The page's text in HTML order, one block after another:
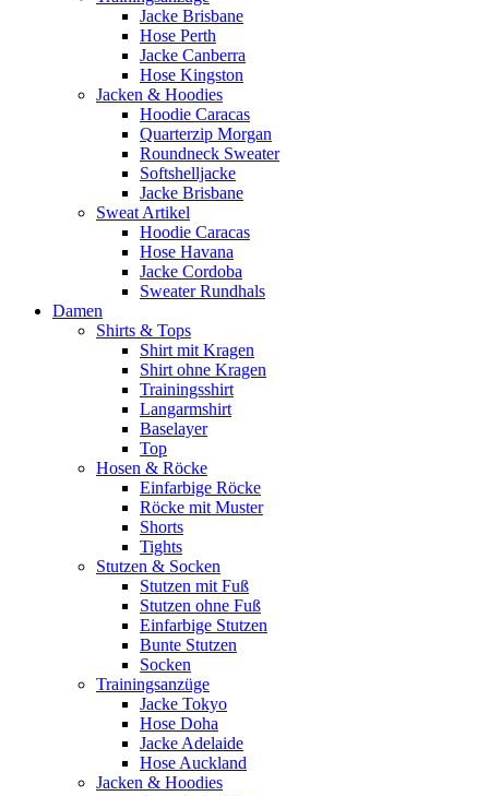
Jacke Brisbane
Hose Perth
Jacke Canberra
Hose Kingston
Jacken & Hoodies
Hoodie Caracas
Quarterzip Morgan
Roundneck Sweater
Softshelljacke
Jacke Brisbane
Sweat Artikel
Hoodie Caracas
Hose Havana
Jacke Cordoba
Sweater Rundhals
Damen
Shirts & Tops
Shirt mit Kragen
Shirt ohne Kragen
Trainingsshirt
Langarmshirt
Baselayer
Top
Hosen & Röcke
Einfarbige Röcke
Röcke mit Muster
Shorts
Tights
Stutzen & Socken
Stutzen mit Fuß
Stutzen ohne Fuß
Einfarbige Stutzen
Bunte Stutzen
Socken
Trainingsanzüge
Jacke Tokyo
Hose Doha
Jacke Adelaide
Hose Auckland
Jacken & Hoodies